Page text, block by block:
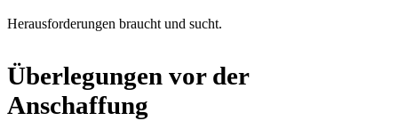
Herausforderungen braucht und sucht.
Überlegungen vor der
Anschaffung